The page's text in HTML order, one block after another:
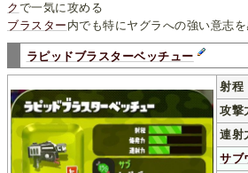
ク で一気に攻める
ブラスター 内でも特にヤグラへの強い意志を
ラピッドブラスターベッチュー
射程
攻撃
連射
サブ